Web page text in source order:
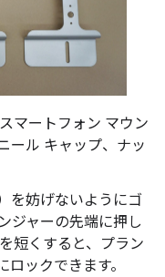
マートフォン マウン
ール キャップ、ナッ
を妨げないようにゴ
ジャーの先端に押し
短くすると、プラン
ックできます。